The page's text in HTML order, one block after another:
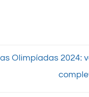
Olimpíadas 2024: